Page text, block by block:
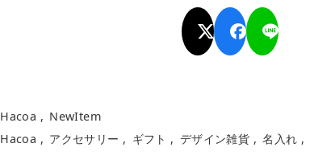
Hacoa
NewItem
Hacoa アクセサリー ギフト デザイン雑貨 名入れ